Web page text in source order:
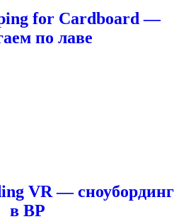
for Cardboard —
по лаве
VR — сноубординг
в ВР